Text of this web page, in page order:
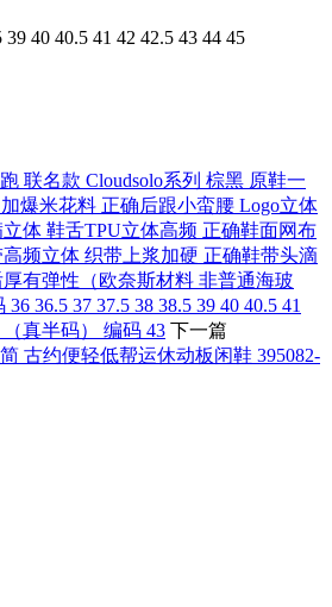
39 40 40.5 41 42 42.5 43 44 45
联名款 Cloudsolo系列 棕黑 原鞋一
爆米花料 正确后跟小蛮腰 Logo立体
体 鞋舌TPU立体高频 正确鞋面网布
频立体 织带上浆加硬 正确鞋带头滴
有弹性（欧奈斯材料 非普通海玻
36.5 37 37.5 38 38.5 39 40 40.5 41
（真半码） 编码 43 下一篇
简 古约便轻低帮运休动板闲鞋 395082-